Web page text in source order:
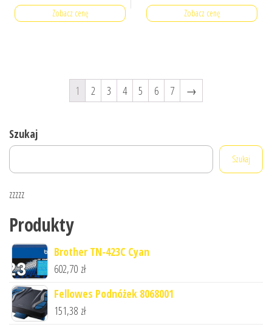
Zobacz cenę Zobacz cenę
1 2 3 4 5 6 7 →
Szukaj
Szukaj
zzzzz
Produkty
Brother TN-423C Cyan
602,70 zł
Fellowes Podnóżek 8068001
151,38 zł